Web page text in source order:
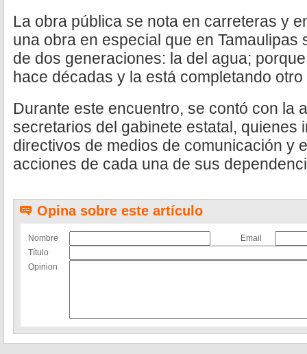
La obra pública se nota en carreteras y
una obra en especial que en Tamaulipas
de dos generaciones: la del agua;
hace décadas y la está completando
Durante este encuentro, se contó con la
secretarios del gabinete estatal, quienes
directivos de medios de comunicación y
acciones de cada una de sus
Opina sobre este artículo
Nombre
Email
Título
Opinion